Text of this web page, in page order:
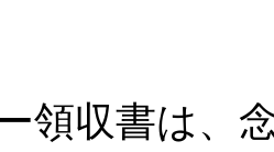
領収書は、